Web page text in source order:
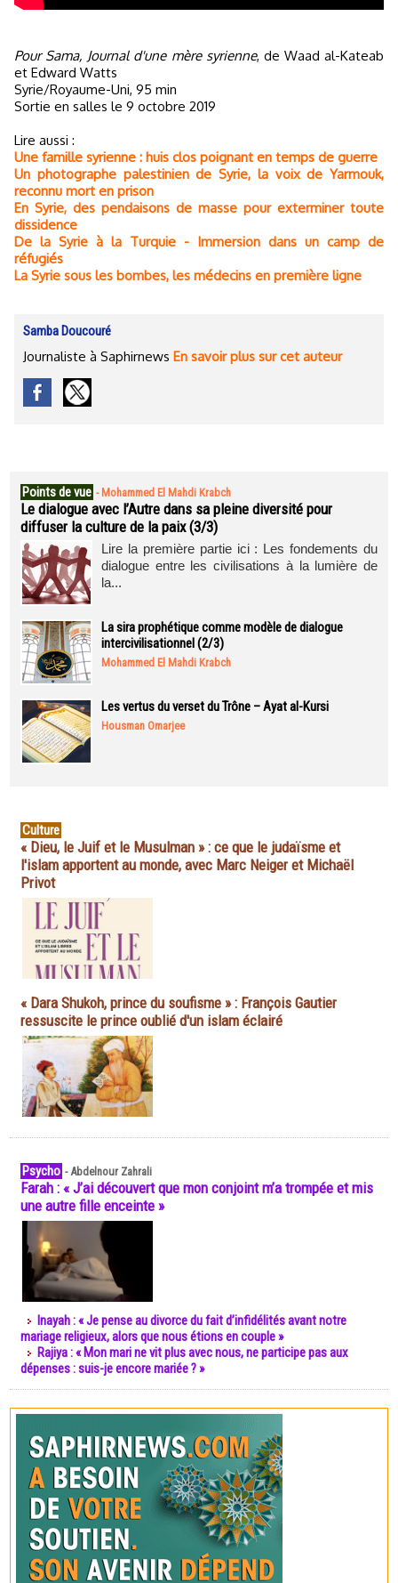
Pour Sama, Journal d'une mère syrienne, de Waad al-Kateab
et Edward Watts
Syrie/Royaume-Uni, 95 min
Sortie en salles le 9 octobre 2019
Lire aussi :
Une famille syrienne : huis clos poignant en temps de guerre
Un photographe palestinien de Syrie, la voix de Yarmouk,
reconnu mort en prison
En Syrie, des pendaisons de masse pour exterminer toute
dissidence
De la Syrie à la Turquie - Immersion dans un camp de
réfugiés
La Syrie sous les bombes, les médecins en première ligne
Samba Doucouré
Journaliste à Saphirnews En savoir plus sur cet auteur
Points de vue - Mohammed El Mahdi Krabch
Le dialogue avec l’Autre dans sa pleine diversité pour
diffuser la culture de la paix (3/3)
Lire la première partie ici : Les fondements du
dialogue entre les civilisations à la lumière de
la...
La sira prophétique comme modèle de dialogue
intercivilisationnel (2/3)
Mohammed El Mahdi Krabch
Les vertus du verset du Trône – Ayat al-Kursi
Housman Omarjee
Culture
« Dieu, le Juif et le Musulman » : ce que le judaïsme et
l'islam apportent au monde, avec Marc Neiger et Michaël
Privot
« Dara Shukoh, prince du soufisme » : François Gautier
ressuscite le prince oublié d'un islam éclairé
Psycho -Abdelnour Zahrali
Farah : « J’ai découvert que mon conjoint m’a trompée et mis
une autre fille enceinte »
Inayah : « Je pense au divorce du fait d’infidélités avant notre
mariage religieux, alors que nous étions en couple »
Rajiya : « Mon mari ne vit plus avec nous, ne participe pas aux
dépenses : suis-je encore mariée ? »